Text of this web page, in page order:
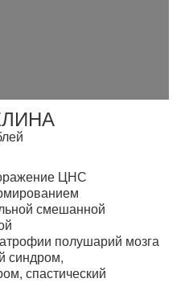
ЦНС
смешанной
полушарий мозга
синдром,
спастический